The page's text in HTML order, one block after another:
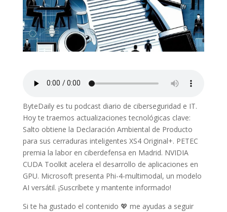
ByteDaily es tu podcast diario de ciberseguridad e IT.
Hoy te traemos actualizaciones tecnológicas clave:
Salto obtiene la Declaración Ambiental de Producto
para sus cerraduras inteligentes XS4 Original+. PETEC
premia la labor en ciberdefensa en Madrid. NVIDIA
CUDA Toolkit acelera el desarrollo de aplicaciones en
GPU. Microsoft presenta Phi-4-multimodal, un modelo
AI versátil. ¡Suscríbete y mantente informado!
Si te ha gustado el contenido 💖 me ayudas a seguir